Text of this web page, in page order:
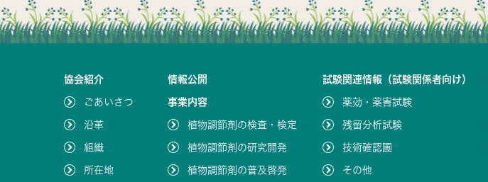
協会紹介
ごあいさつ
沿革
組織
所在地
情報公開
事業内容
植物調節剤の検査・検定
植物調節剤の研究開発
植物調節剤の普及啓発
試験関連情報（試験関係者向け）
薬効・薬害試験
残留分析試験
技術確認圃
その他